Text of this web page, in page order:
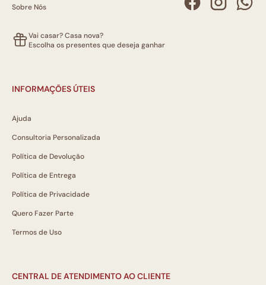
Sobre Nós
Vai casar? Casa nova?
Escolha os presentes que deseja ganhar
INFORMAÇÕES ÚTEIS
Ajuda
Consultoria Personalizada
Política de Devolução
Política de Entrega
Política de Privacidade
Quero Fazer Parte
Termos de Uso
CENTRAL DE ATENDIMENTO AO CLIENTE